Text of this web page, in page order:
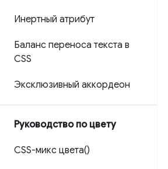
Инертный атрибут
Баланс переноса текста в
CSS
Эксклюзивный аккордеон
Руководство по цвету
CSS-микс цвета()